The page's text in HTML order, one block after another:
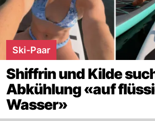
Ski-Paar
Shiffrin und Kilde
Abkühlung «auf
Wasser»